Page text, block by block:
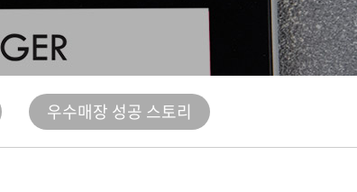
우수매장 성공 스토리